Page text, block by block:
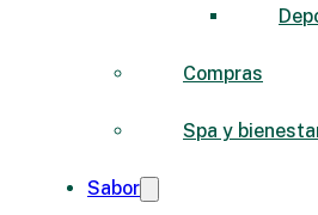
Compras
Spa y
Sabor